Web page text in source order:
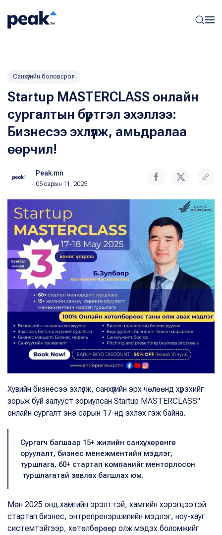
Санхүүгийн боловсрол
Startup MASTERCLASS онлайн
сургалтын бүртгэл эхэллээ:
Бизнесээ эхлүүлж, амьдралаа
өөрчил!
Peak.mn
05 сарын 11, 2025
Хувийн бизнесээ эхлүүлж, санхүүгийн эрх чөлөөнд хүрэхийг
зорьж буй залууст зориулсан Startup MASTERCLASS"
онлайн сургалт энэ сарын 17-нд эхлэх гэж байна.
Сургагч багшаар 15+ жилийн санхүү, хөрөнгө
оруулалт, бизнес менежментийн мэдлэг,
туршлага, 60+ стартап компанийг менторлосон
туршлагатай зөвлөх багшлах юм.
Мөн 2025 онд хамгийн эрэлттэй, хамгийн хэрэгцээтэй
стартап бизнес, энтрепренэршипийн мэдлэг, ноу-хауг
системтэйгээр, хөтөлбөрөөр олж мэдэх боломжийг